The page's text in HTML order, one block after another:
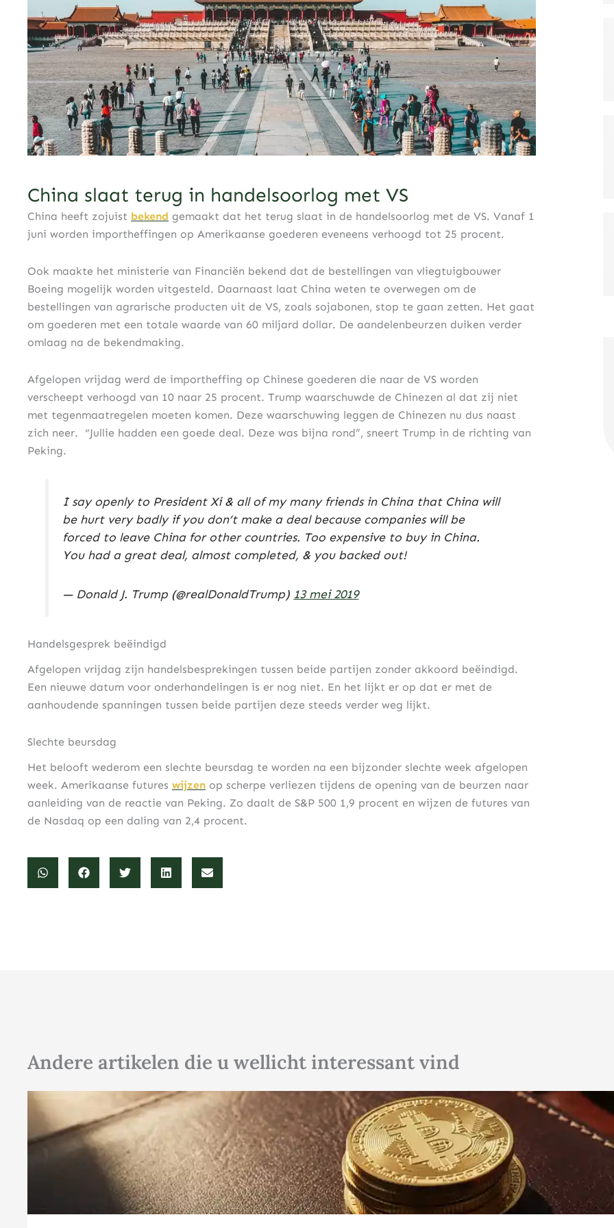
China slaat terug in handelsoorlog met VS
China heeft zojuist bekend gemaakt dat het terug slaat in de handelsoorlog met de VS. Vanaf 1
juni worden importheffingen op Amerikaanse goederen eveneens verhoogd tot 25 procent.
Ook maakte het ministerie van Financiën bekend dat de bestellingen van vliegtuigbouwer
Boeing mogelijk worden uitgesteld. Daarnaast laat China weten te overwegen om de
bestellingen van agrarische producten uit de VS, zoals sojabonen, stop te gaan zetten. Het gaat
om goederen met een totale waarde van 60 miljard dollar. De aandelenbeurzen duiken verder
omlaag na de bekendmaking.
Afgelopen vrijdag werd de importheffing op Chinese goederen die naar de VS worden
verscheept verhoogd van 10 naar 25 procent. Trump waarschuwde de Chinezen al dat zij niet
met tegenmaatregelen moeten komen. Deze waarschuwing leggen de Chinezen nu dus naast
zich neer.
“Jullie hadden een goede deal. Deze was bijna rond”, sneert Trump in de richting van
Peking.
I say openly to President Xi & all of my many friends in China that China will
be hurt very badly if you don’t make a deal because companies will be
forced to leave China for other countries. Too expensive to buy in China.
You had a great deal, almost completed, & you backed out!
— Donald J. Trump (@realDonaldTrump) 13 mei 2019
Handelsgesprek beëindigd
Afgelopen vrijdag zijn handelsbesprekingen tussen beide partijen zonder akkoord beëindigd.
Een nieuwe datum voor onderhandelingen is er nog niet. En het lijkt er op dat er met de
aanhoudende spanningen tussen beide partijen deze steeds verder weg lijkt.
Slechte beursdag
Het belooft wederom een slechte beursdag te worden na een bijzonder slechte week afgelopen
week. Amerikaanse futures wijzen op scherpe verliezen tijdens de opening van de beurzen naar
aanleiding van de reactie van Peking. Zo daalt de S&P 500 1,9 procent en wijzen de futures van
de Nasdaq op een daling van 2,4 procent.
Andere artikelen die u wellicht interessant vind
Klik hier